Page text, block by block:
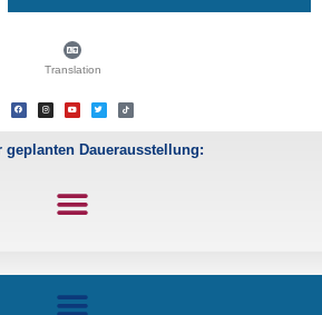
Translation
geplanten Dauerausstellung: